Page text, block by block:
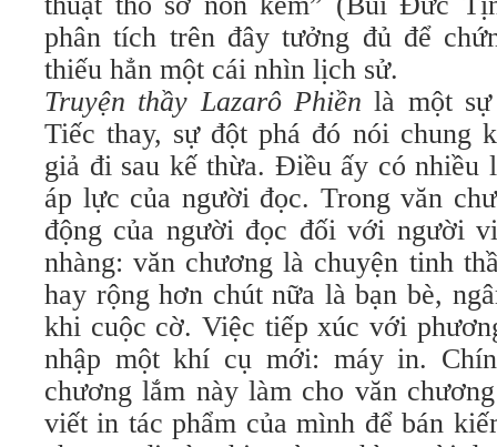
phân tích trên đây tưởng đủ để
thiếu hẳn một cái nhìn lịch sử.
Truyện thầy Lazarô Phiền là một
Tiếc thay, sự đột phá đó nói chung
giả đi sau kế thừa. Ðiều ấy có nhiều
áp lực của người đọc. Trong văn
động của người đọc đối với người
nhàng: văn chương là chuyện tinh
hay rộng hơn chút nữa là bạn bè,
khi cuộc cờ. Việc tiếp xúc với
nhập một khí cụ mới: máy in.
chương lắm này làm cho văn
viết in tác phẩm của mình để bán